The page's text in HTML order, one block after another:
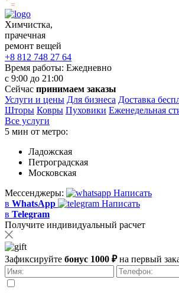
Химчистка,
прачечная
ремонт вещей
+8 812 748 27 64
Время работы: Ежедневно
с 9:00 до 21:00
Сейчас принимаем заказы
Услуги и цены Для бизнеса Доставка
Шторы Ковры Пуховики Еженедельная
Все услуги
5 мин от метро:
Ладожская
Петроградская
Московская
Мессенджеры:
Написать
в WhatsApp
Написать
в Telegram
Получите индивидуальный расчет
Зафиксируйте бонус 1000 ₽на первый